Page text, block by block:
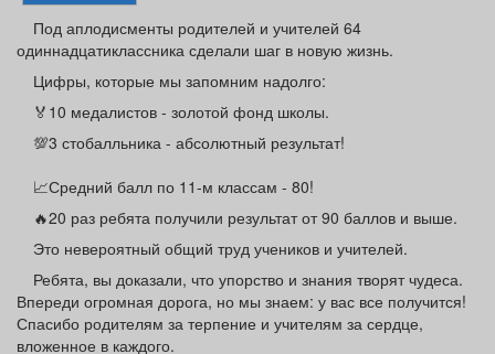
Товары
ТВ программа Я - пенсионер
Под аплодисменты родителей и учителей 64
одиннадцатиклассника сделали шаг в новую жизнь.
Цифры, которые мы запомним надолго:
🏅10 медалистов - золотой фонд школы.
💯3 стобалльника - абсолютный результат!
📈Средний балл по 11-м классам - 80!
🔥20 раз ребята получили результат от 90 баллов и выше.
Это невероятный общий труд учеников и учителей.
Ребята, вы доказали, что упорство и знания творят чудеса.
Впереди огромная дорога, но мы знаем: у вас все получится!
Спасибо родителям за терпение и учителям за сердце,
вложенное в каждого.